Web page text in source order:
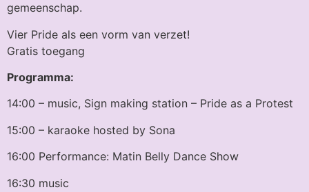
gemeenschap.
Vier Pride als een vorm van verzet!
Gratis toegang
Programma:
14:00 – music, Sign making station – Pride as a Protest
15:00 – karaoke hosted by Sona
16:00 Performance: Matin Belly Dance Show
16:30 music